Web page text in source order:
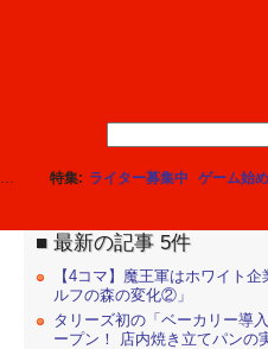
特集 ライター募集中 ゲーム始
最新の記事 5件
【4コマ】魔王軍はホワイト
ルフの森の変化②」
タリーズ初の「ベーカリー導
ープン！ 店内焼き立てパンの